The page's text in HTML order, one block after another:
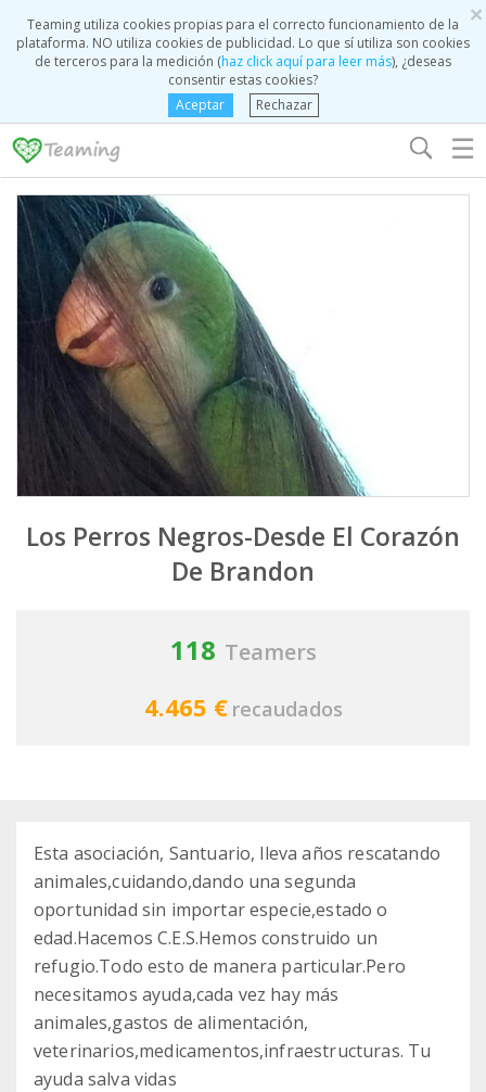
×
Teaming utiliza cookies propias para el correcto funcionamiento de la
plataforma. NO utiliza cookies de publicidad. Lo que sí utiliza son cookies
de terceros para la medición (haz click aquí para leer más), ¿deseas
consentir estas cookies?
Aceptar
Rechazar
☰
Los Perros Negros-Desde El Corazón
De Brandon
118 Teamers
4.465 € recaudados
Esta asociación, Santuario, lleva años rescatando
animales,cuidando,dando una segunda
oportunidad sin importar especie,estado o
edad.Hacemos C.E.S.Hemos construido un
refugio.Todo esto de manera particular.Pero
necesitamos ayuda,cada vez hay más
animales,gastos de alimentación,
veterinarios,medicamentos,infraestructuras. Tu
ayuda salva vidas